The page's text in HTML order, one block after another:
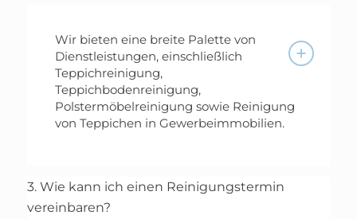
Wir bieten eine breite Palette von
Dienstleistungen, einschließlich
Teppichreinigung,
Teppichbodenreinigung,
Polstermöbelreinigung sowie Reinigung
von Teppichen in Gewerbeimmobilien.
3. Wie kann ich einen Reinigungstermin
vereinbaren?